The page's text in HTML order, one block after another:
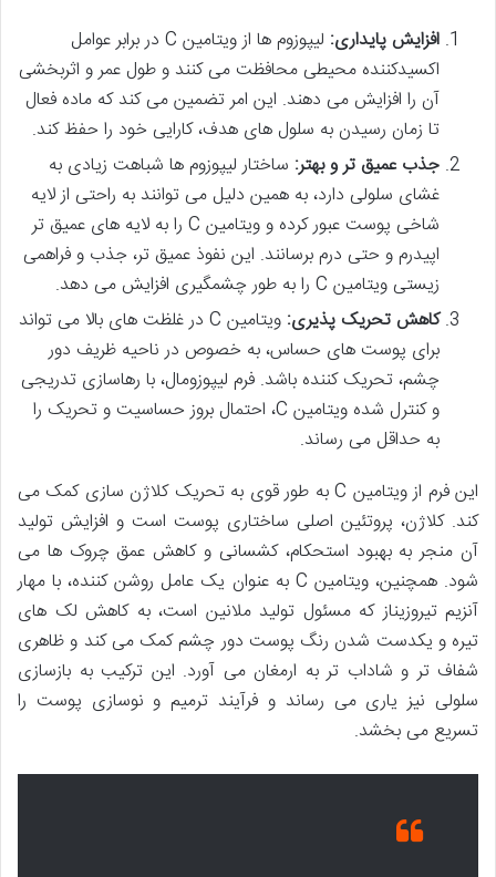
افزایش پایداری:
لیپوزوم ها از ویتامین C در برابر عوامل
اکسیدکننده محیطی محافظت می کنند و طول عمر و اثربخشی
آن را افزایش می دهند. این امر تضمین می کند که ماده فعال
تا زمان رسیدن به سلول های هدف، کارایی خود را حفظ کند.
جذب عمیق تر و بهتر: ساختار لیپوزوم ها شباهت زیادی به
غشای سلولی دارد، به همین دلیل می توانند به راحتی از لایه
شاخی پوست عبور کرده و ویتامین C را به لایه های عمیق تر
اپیدرم و حتی درم برسانند. این نفوذ عمیق تر، جذب و فراهمی
زیستی ویتامین C را به طور چشمگیری افزایش می دهد.
کاهش تحریک پذیری:
ویتامین C در غلظت های بالا می تواند
برای پوست های حساس، به خصوص در ناحیه ظریف دور
چشم، تحریک کننده باشد. فرم لیپوزومال، با رهاسازی تدریجی
و کنترل شده ویتامین C، احتمال بروز حساسیت و تحریک را
به حداقل می رساند.
این فرم از ویتامین C به طور قوی به تحریک کلاژن سازی کمک می
کند. کلاژن، پروتئین اصلی ساختاری پوست است و افزایش تولید
آن منجر به بهبود استحکام، کشسانی و کاهش عمق چروک ها می
شود. همچنین، ویتامین C به عنوان یک عامل روشن کننده، با مهار
آنزیم تیروزیناز که مسئول تولید ملانین است، به کاهش لک های
تیره و یکدست شدن رنگ پوست دور چشم کمک می کند و ظاهری
شفاف تر و شاداب تر به ارمغان می آورد. این ترکیب به بازسازی
سلولی نیز یاری می رساند و فرآیند ترمیم و نوسازی پوست را
تسریع می بخشد.